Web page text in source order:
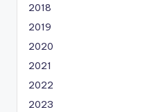
2018
2019
2020
2021
2022
2023